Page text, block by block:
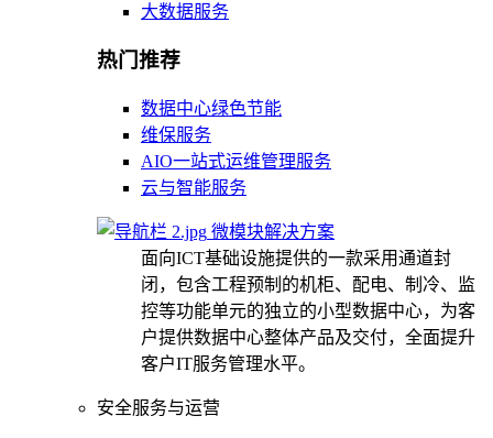
大数据服务
热门推荐
数据中心绿色节能
维保服务
AIO一站式运维管理服务
云与智能服务
微模块解决方案
面向ICT基础设施提供的一款采用通道封
闭，包含工程预制的机柜、配电、制冷、监
控等功能单元的独立的小型数据中心，为客
户提供数据中心整体产品及交付，全面提升
客户IT服务管理水平。
安全服务与运营